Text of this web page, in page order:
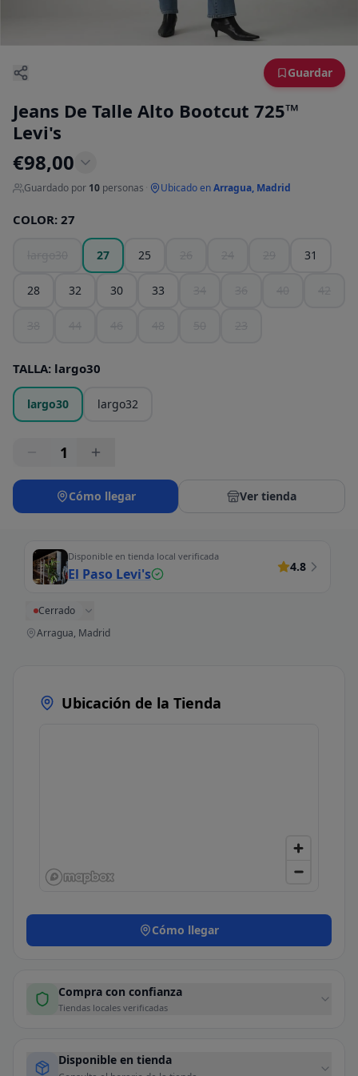
Guardar
Jeans De Talle Alto Bootcut 725™
Levi's
€98,00
Guardado por 10 personas Ubicado enArragua, Madrid
COLOR: 27
27 25 31
28 32 30 33
TALLA: largo30
largo30 largo32
1
Cómo llegar Ver tienda
Disponible en tienda local verificada
El Paso Levi's 4.8
Cerrado
Arragua, Madrid
Ubicación de la Tienda
Cómo llegar
Compra con confianza
Tiendas locales verificadas
Disponible en tienda